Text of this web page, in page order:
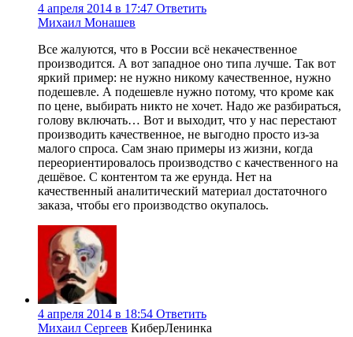
4 апреля 2014 в 17:47 Ответить
Михаил Монашев
Все жалуются, что в России всё некачественное
производится. А вот западное оно типа лучше. Так вот
яркий пример: не нужно никому качественное, нужно
подешевле. А подешевле нужно потому, что кроме как
по цене, выбирать никто не хочет. Надо же разбираться,
голову включать… Вот и выходит, что у нас перестают
производить качественное, не выгодно просто из-за
малого спроса. Сам знаю примеры из жизни, когда
переориентировалось производство с качественного на
дешёвое. С контентом та же ерунда. Нет на
качественный аналитический материал достаточного
заказа, чтобы его производство окупалось.
4 апреля 2014 в 18:54 Ответить
Михаил Сергеев КиберЛенинка